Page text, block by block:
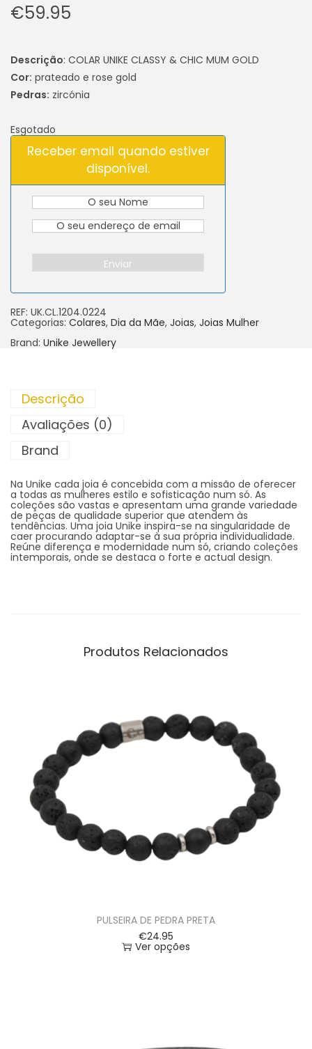
€59.95
Descrição: COLAR UNIKE CLASSY & CHIC MUM GOLD
Cor: prateado e rose gold
Pedras: zircónia
Esgotado
Receber email quando estiver
disponível.
Enviar
REF: UK.CL.1204.0224
Categorias: Colares, Dia da Mãe, Joias, Joias Mulher
Brand: Unike Jewellery
Descrição
Avaliações (0)
Brand
Na Unike cada joia é concebida com a missão de oferecer
a todas as mulheres estilo e sofisticação num só. As
coleções são vastas e apresentam uma grande variedade
de peças de qualidade superior que atendem às
tendências. Uma joia Unike inspira-se na singularidade de
caer procurando adaptar-se à sua própria individualidade.
Reúne diferença e modernidade num só, criando coleções
intemporais, onde se destaca o forte e actual design.
Produtos Relacionados
PULSEIRA DE PEDRA PRETA
€24.95
Ver opções